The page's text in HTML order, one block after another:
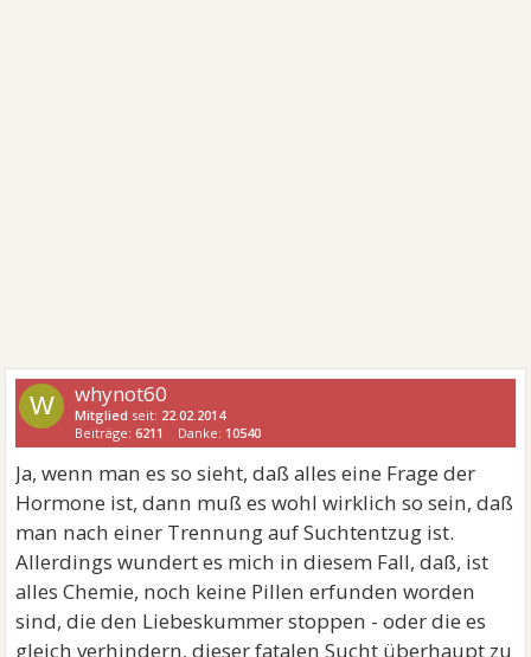
W whynot60
Mitglied seit: 22.02.2014
Beiträge:6211 Danke: 10540
Ja, wenn man es so sieht, daß alles eine Frage der
Hormone ist, dann muß es wohl wirklich so sein, daß
man nach einer Trennung auf Suchtentzug ist.
Allerdings wundert es mich in diesem Fall, daß, ist
alles Chemie, noch keine Pillen erfunden worden
sind, die den Liebeskummer stoppen - oder die es
gleich verhindern, dieser fatalen Sucht überhaupt zu